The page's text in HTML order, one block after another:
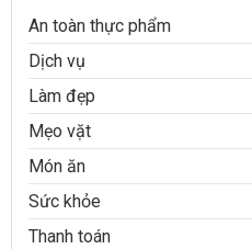
An toàn thực phẩm
Dịch vụ
Làm đẹp
Mẹo vặt
Món ăn
Sức khỏe
Thanh toán